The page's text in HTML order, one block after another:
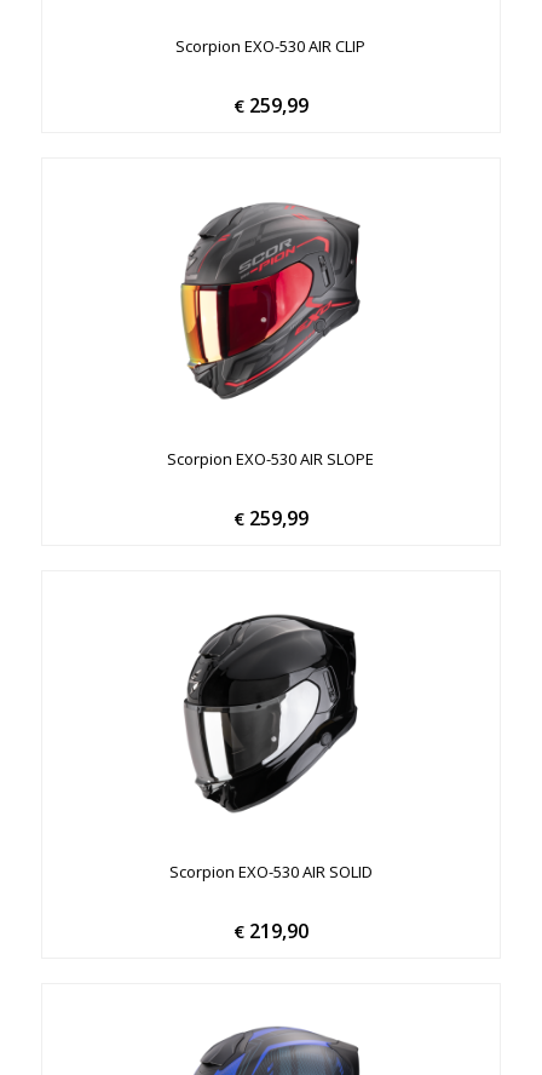
Scorpion EXO-530 AIR CLIP
€259,99
Scorpion EXO-530 AIR SLOPE
€259,99
Scorpion EXO-530 AIR SOLID
€219,90